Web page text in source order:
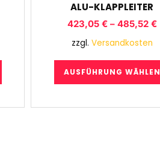
ALU-KLAPPLEITER
423,05 €– 485,52 €
zzgl. Versandkosten
AUSFÜHRUNG WÄHLEN